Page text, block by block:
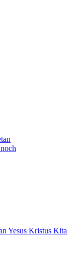
Yesus Kristus Kita